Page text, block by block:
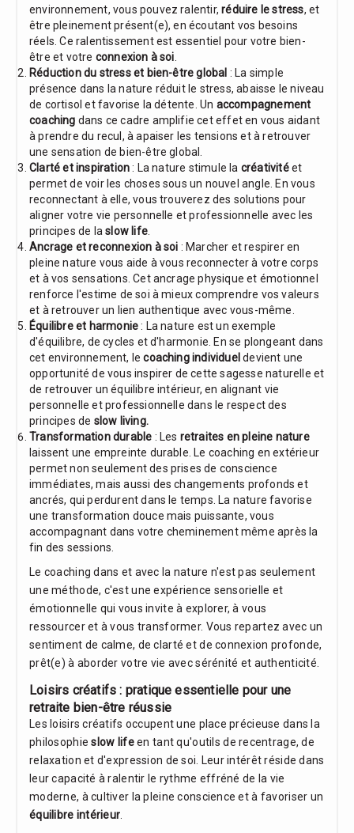
environnement, vous pouvez ralentir,réduire le stress, et
être pleinement présent(e), en écoutant vos besoins
réels. Ce ralentissement est essentiel pour votre bien-
être et votre connexion à soi
Réduction du stress et bien-être global : La simple
présence dans la nature réduit le stress, abaisse le niveau
de cortisol et favorise la détente. Un accompagnement
coaching dans ce cadre amplifie cet effet en vous aidant
à prendre du recul, à apaiser les tensions et à retrouver
une sensation de bien-être global.
Clarté et inspiration: La nature stimule la créativitéet
permet de voir les choses sous un nouvel angle. En vous
reconnectant à elle, vous trouverez des solutions pour
aligner votre vie personnelle et professionnelle avec les
principes de laslow life.
Ancrage et reconnexion à soi : Marcher et respirer en
pleine nature vous aide à vous reconnecter à votre corps
et à vos sensations. Cet ancrage physique et émotionnel
renforce l'estime de soi à mieux comprendre vos valeurs
et à retrouver un lien authentique avec vous-même.
Équilibre et harmonie: La nature est un exemple
d'équilibre, de cycles et d'harmonie. En se plongeant dans
cet environnement, lecoaching individuel devient une
opportunité de vous inspirer de cette sagesse naturelle et
de retrouver un équilibre intérieur, en alignant vie
personnelle et professionnelle dans le respect des
principes de slow living.
Transformation durable : Les retraites en pleine nature
laissent une empreinte durable. Le coaching en extérieur
permet non seulement des prises de conscience
immédiates, mais aussi des changements profonds et
ancrés, qui perdurent dans le temps. La nature favorise
une transformation douce mais puissante, vous
accompagnant dans votre cheminement même après la
fin des sessions.
Le coaching dans et avec la nature n'est pas seulement
une méthode, c'est une expérience sensorielle et
émotionnelle qui vous invite à explorer, à vous
ressourcer et à vous transformer. Vous repartez avec un
sentiment de calme, de clarté et de connexion profonde,
prêt(e) à aborder votre vie avec sérénité et authenticité.
Loisirs créatifs : pratique essentielle pour une
retraite bien-être réussie
Les loisirs créatifs occupent une place précieuse dans la
philosophieslow lifeen tant qu'outils de recentrage, de
relaxation et d'expression de soi. Leur intérêt réside dans
leur capacité à ralentir le rythme effréné de la vie
moderne, à cultiver la pleine conscience et à favoriser un
équilibre intérieur